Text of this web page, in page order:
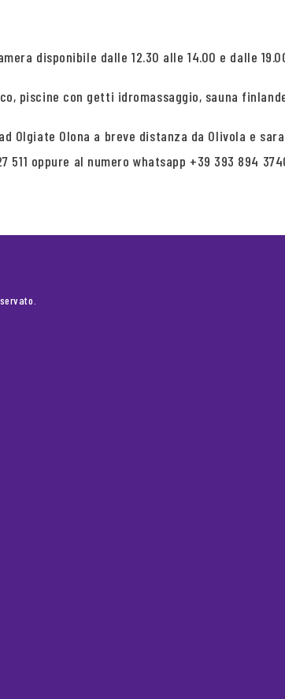
disponibile dalle 12.30 alle 14.00 e dalle
piscine con getti idromassaggio, sauna
ad Olgiate Olona a breve distanza da Olivola e
511 oppure al numero whatsapp +39 393 894